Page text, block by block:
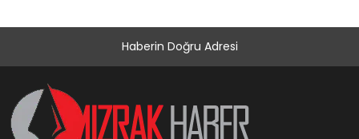
Haberin Doğru Adresi